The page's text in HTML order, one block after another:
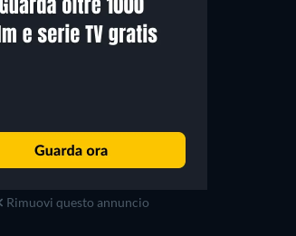
Rimuovi questo annuncio